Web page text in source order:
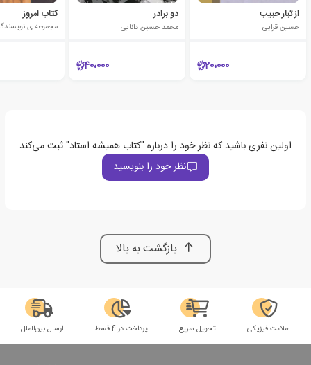
از تبار حبیب
حسین قرایی
20،000
دو برادر
محمد حسین دانایی
40،000
کتاب امروز
مجموعه ی
اولین نفری باشید که نظر خود را درباره "کتاب همیشه استاد" ثبت می‌کند
نظر خود را بنویسید
بازگشت به بالا
سلامت فیزیکی تحویل سریع پرداخت در 4 قسط ارسال بین‌الملل